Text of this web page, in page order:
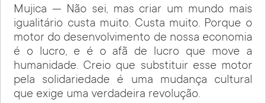
Mujica — Não sei, mas criar um mundo mais
igualitário custa muito. Custa muito. Porque o
motor do desenvolvimento de nossa economia
é o lucro, e é o afã de lucro que move a
humanidade. Creio que substituir esse motor
pela solidariedade é uma mudança cultural
que exige uma verdadeira revolução.